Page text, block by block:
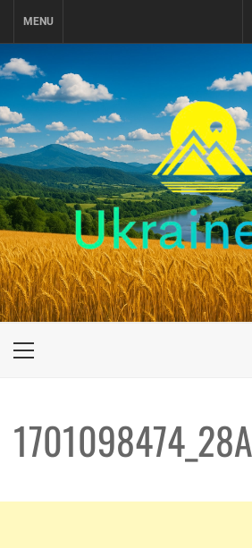
MENU
UKRAINE-IS
ПОДОРОЖI ПО УКРАЇНІ
Primary